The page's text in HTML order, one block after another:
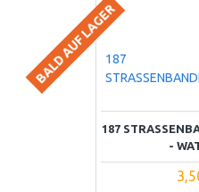
BALD AUF LAGER187
187
-